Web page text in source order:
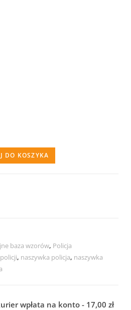
DO KOSZYKA
baza wzorów, Policja
, naszywka policja, naszywka
wpłata na konto - 17,00 zł